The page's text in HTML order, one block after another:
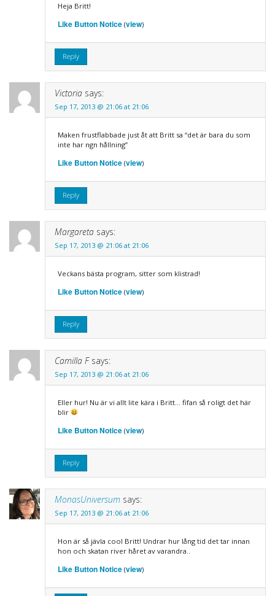
Heja Britt!
Like Button Notice(view)
Reply
Victoria says:
Sep 17, 2013 @ 21:06 at 21:06
Maken frustflabbade just åt att Britt sa “det är bara du som
inte har ngn hållning”
Like Button Notice(view)
Reply
Margareta says:
Sep 17, 2013 @ 21:06 at 21:06
Veckans bästa program, sitter som klistrad!
Like Button Notice(view)
Reply
Camilla F says:
Sep 17, 2013 @ 21:06 at 21:06
Eller hur! Nu är vi allt lite kära i Britt… fifan så roligt det här
blir
Like Button Notice(view)
Reply
MonasUniversum says:
Sep 17, 2013 @ 21:06 at 21:06
Hon är så jävla cool Britt! Undrar hur lång tid det tar innan
hon och skatan river håret av varandra..
Like Button Notice(view)